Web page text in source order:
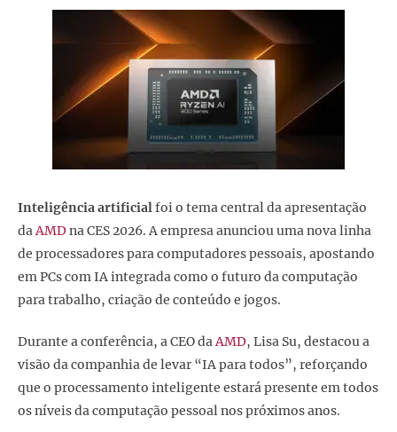
Inteligência artificialfoi o tema central da apresentação
daAMDna CES 2026. A empresa anunciou uma nova linha
de processadores para computadores pessoais, apostando
em PCs com IA integrada como o futuro da computação
para trabalho, criação de conteúdo e jogos.
Durante a conferência, a CEO daAMD, Lisa Su, destacou a
visão da companhia de levar “IA para todos”, reforçando
que o processamento inteligente estará presente em todos
os níveis da computação pessoal nos próximos anos.